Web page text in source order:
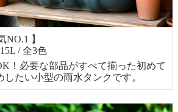
NO.1 】
/ 全3色
！必要な部品がすべて揃った初めて
たい小型の雨水タンクです。